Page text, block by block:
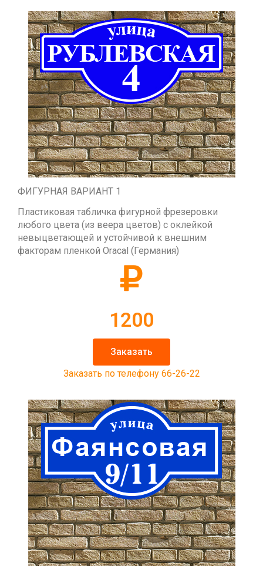
ФИГУРНАЯ ВАРИАНТ 1
Пластиковая табличка фигурной фрезеровки
любого цвета (из веера цветов) с оклейкой
невыцветающей и устойчивой к внешним
факторам пленкой Oracal (Германия)
1200
Заказать
Заказать по телефону 66-26-22